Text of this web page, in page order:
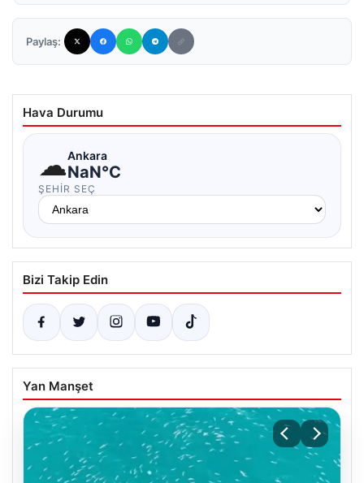
Paylaş:
Hava Durumu
☁Ankara
NaN°C
ŞEHIR SEÇ
Bizi Takip Edin
Yan Manşet